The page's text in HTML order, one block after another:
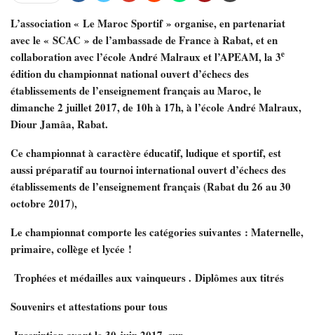
L’association « Le Maroc Sportif » organise, en partenariat
avec le « SCAC » de l’ambassade de France à Rabat, et en
collaboration avec l’école André Malraux et l’APEAM, la 3e
édition du championnat national ouvert d’échecs des
établissements de l’enseignement français au Maroc, le
dimanche 2 juillet 2017, de 10h à 17h, à l’école André Malraux,
Diour Jamâa, Rabat.
Ce championnat à caractère éducatif, ludique et sportif, est
aussi préparatif au tournoi international ouvert d’échecs des
établissements de l’enseignement français (Rabat du 26 au 30
octobre 2017),
Le championnat comporte les catégories suivantes : Maternelle,
primaire, collège et lycée !
Trophées et médailles aux vainqueurs . Diplômes aux titrés
Souvenirs et attestations pour tous